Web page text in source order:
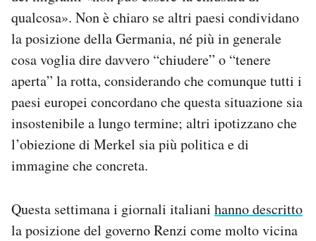
qualcosa». Non è chiaro se altri paesi condividano
la posizione della Germania, né più in generale
cosa voglia dire davvero “chiudere” o “tenere
aperta” la rotta, considerando che comunque tutti i
paesi europei concordano che questa situazione sia
insostenibile a lungo termine; altri ipotizzano che
l’obiezione di Merkel sia più politica e di
immagine che concreta.
Questa settimana i giornali italiani hanno descritto
la posizione del governo Renzi come molto vicina